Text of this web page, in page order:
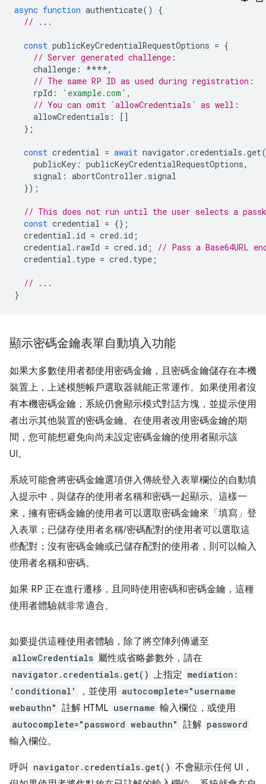
async function authenticate()
{
// ...
const publicKeyCredentialRequestOptions = {
// Server generated challenge:
challenge : ****,
// The same RP ID as used during registration:
rpId : 'example.com' ,
// You can omit `allowCredentials` as well:
allowCredentials :
[]
};
const credential = await navigator .credentials .get
publicKey : publicKeyCredentialRequestOptions,
signal : abortController . signal
});
// This does not run until the user selects a
const credential = {};
credential . id = cred . id ;
credential . rawId = cred . id ;
// Pass a Base64URL
credential . type = cred . type ;
// ...
}
顯示密碼金鑰表單自動填入功能
如果大多數使用者都使用密碼金鑰，且密碼金鑰儲存在本機
裝置上，上述模態帳戶選取器就能正常運作。如果使用者沒
有本機密碼金鑰，系統仍會顯示模式對話方塊，並提示使用
者出示其他裝置的密碼金鑰。在使用者改用密碼金鑰的期
間，您可能想避免向尚未設定密碼金鑰的使用者顯示該
UI。
系統可能會將密碼金鑰選項併入傳統登入表單欄位的自動填
入提示中，與儲存的使用者名稱和密碼一起顯示。這樣一
來，擁有密碼金鑰的使用者可以選取密碼金鑰來「填寫」登
入表單；已儲存使用者名稱/密碼配對的使用者可以選取這
些配對；沒有密碼金鑰或已儲存配對的使用者，則可以輸入
使用者名稱和密碼。
如果 RP 正在進行遷移，且同時使用密碼和密碼金鑰，這種
使用者體驗就非常適合。
如要提供這種使用者體驗，除了將空陣列傳遞至
allowCredentials 屬性或省略參數外，請在
navigator.credentials.get() 上指定 mediation:
'conditional'
，並使用 autocomplete="username
webauthn" 註解 HTML username 輸入欄位，或使用
autocomplete="password webauthn" 註解 password
輸入欄位。
呼叫 navigator.credentials.get() 不會顯示任何 UI，